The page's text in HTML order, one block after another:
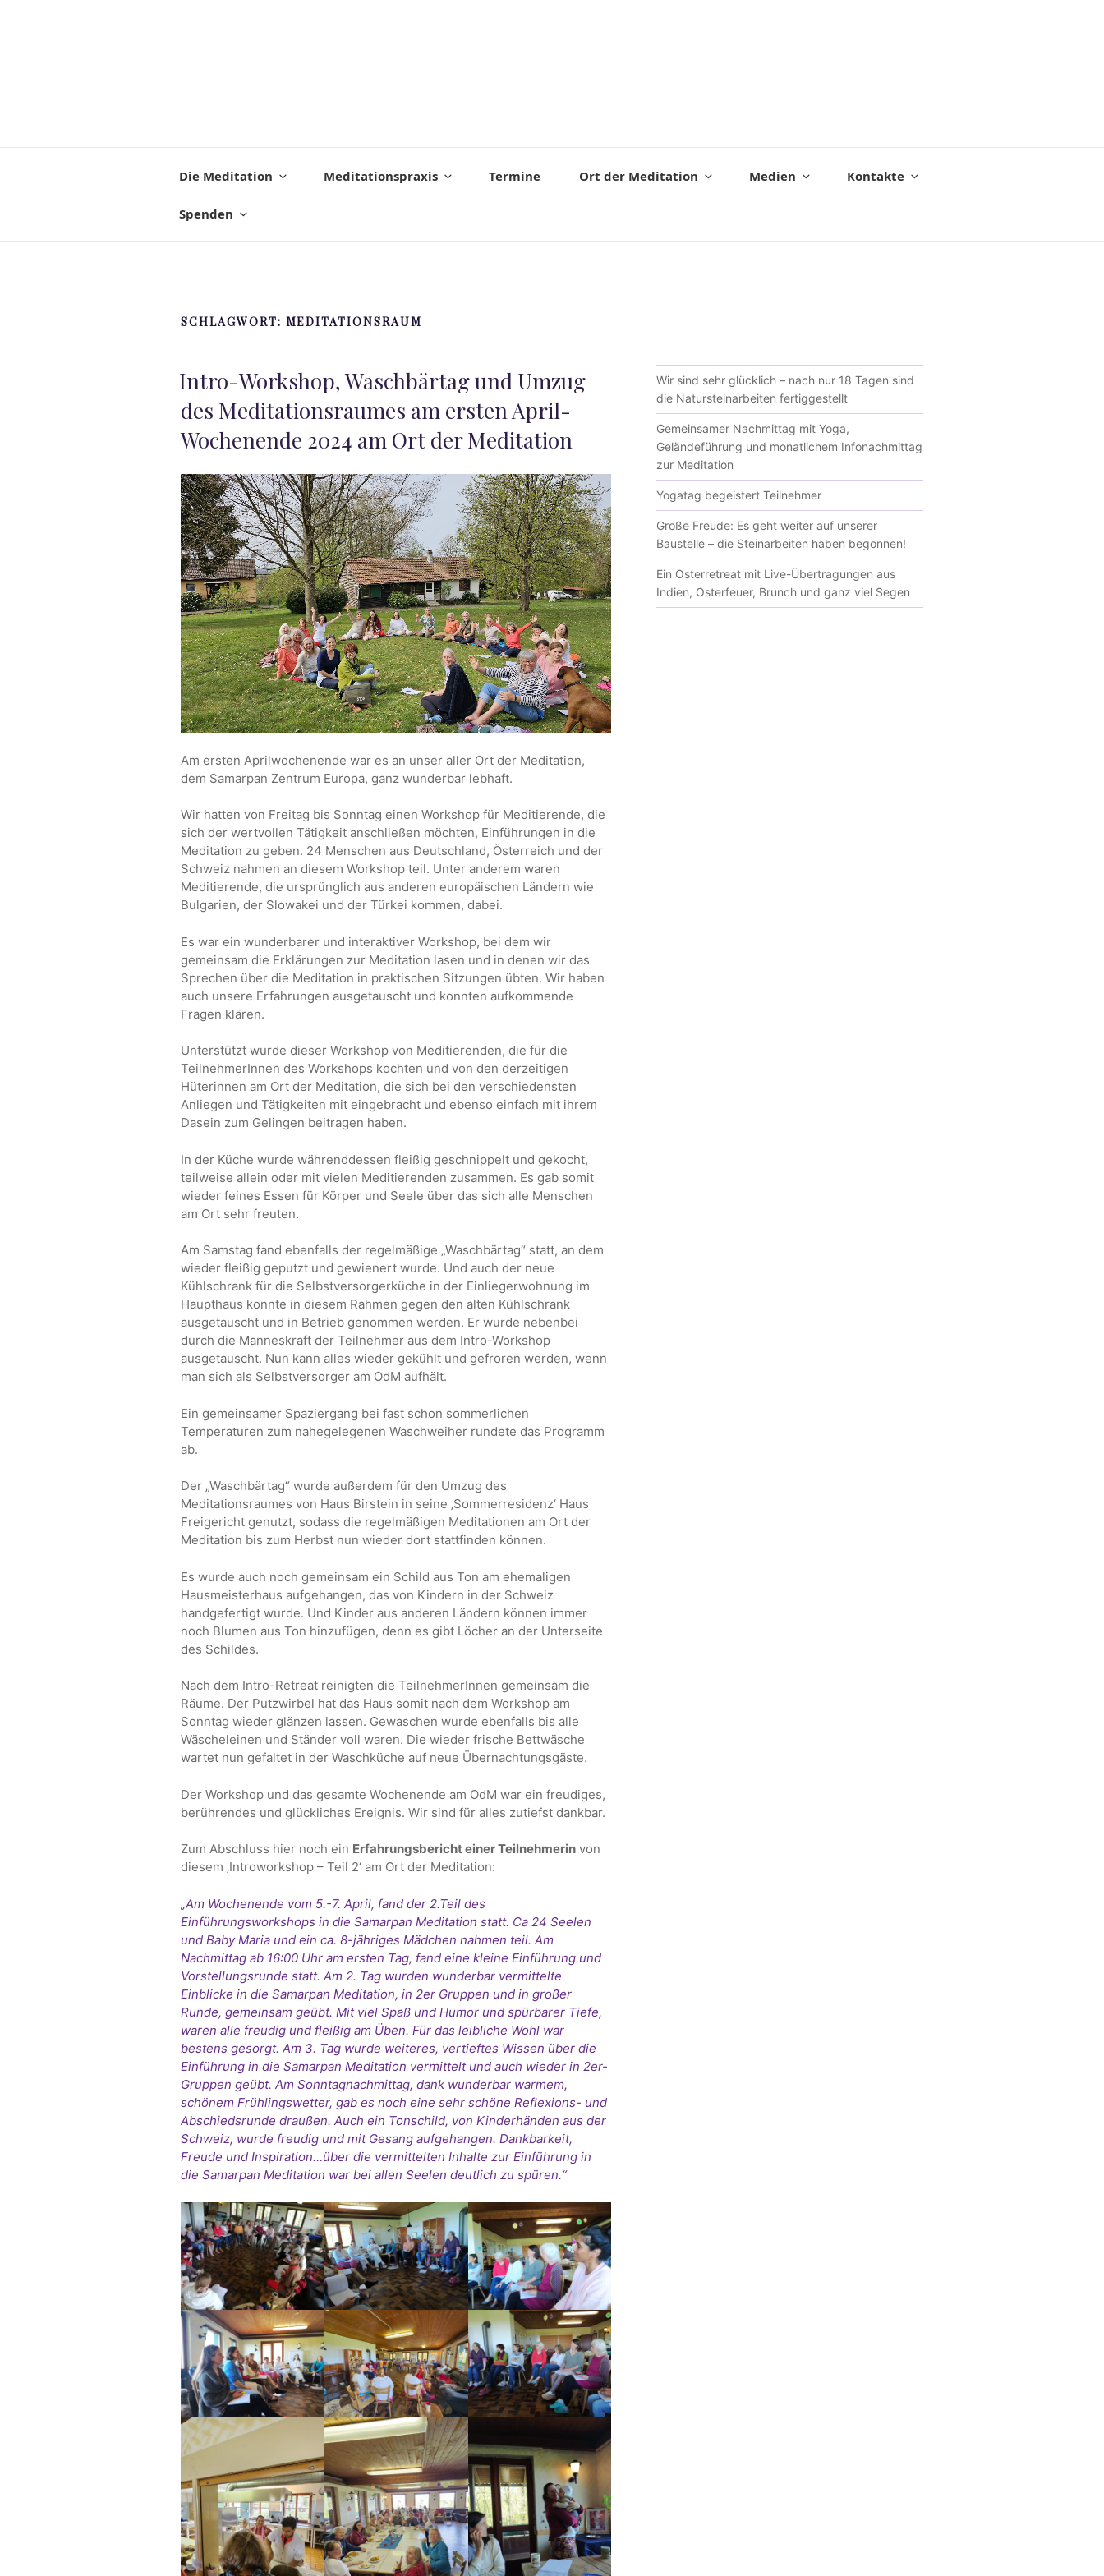
Die Meditation Meditationspraxis Termine Ort der Meditation Medien Kontakte
Spenden
SCHLAGWORT: MEDITATIONSRAUM
VERÖFFENTLICHT
AM
Intro-Workshop, Waschbärtag und Umzug
des Meditationsraumes am ersten April-
Wochenende 2024 am Ort der Meditation
Am ersten Aprilwochenende war es an unser aller Ort der Meditation,
dem Samarpan Zentrum Europa, ganz wunderbar lebhaft.
Wir hatten von Freitag bis Sonntag einen Workshop für Meditierende, die
sich der wertvollen Tätigkeit anschließen möchten, Einführungen in die
Meditation zu geben. 24 Menschen aus Deutschland, Österreich und der
Schweiz nahmen an diesem Workshop teil. Unter anderem waren
Meditierende, die ursprünglich aus anderen europäischen Ländern wie
Bulgarien, der Slowakei und der Türkei kommen, dabei.
Es war ein wunderbarer und interaktiver Workshop, bei dem wir
gemeinsam die Erklärungen zur Meditation lasen und in denen wir das
Sprechen über die Meditation in praktischen Sitzungen übten. Wir haben
auch unsere Erfahrungen ausgetauscht und konnten aufkommende
Fragen klären.
Unterstützt wurde dieser Workshop von Meditierenden, die für die
TeilnehmerInnen des Workshops kochten und von den derzeitigen
Hüterinnen am Ort der Meditation, die sich bei den verschiedensten
Anliegen und Tätigkeiten mit eingebracht und ebenso einfach mit ihrem
Dasein zum Gelingen beitragen haben.
In der Küche wurde währenddessen fleißig geschnippelt und gekocht,
teilweise allein oder mit vielen Meditierenden zusammen. Es gab somit
wieder feines Essen für Körper und Seele über das sich alle Menschen
am Ort sehr freuten.
Am Samstag fand ebenfalls der regelmäßige „Waschbärtag“ statt, an dem
wieder fleißig geputzt und gewienert wurde. Und auch der neue
Kühlschrank für die Selbstversorgerküche in der Einliegerwohnung im
Haupthaus konnte in diesem Rahmen gegen den alten Kühlschrank
ausgetauscht und in Betrieb genommen werden. Er wurde nebenbei
durch die Manneskraft der Teilnehmer aus dem Intro-Workshop
ausgetauscht. Nun kann alles wieder gekühlt und gefroren werden, wenn
man sich als Selbstversorger am OdM aufhält.
Ein gemeinsamer Spaziergang bei fast schon sommerlichen
Temperaturen zum nahegelegenen Waschweiher rundete das Programm
ab.
Der „Waschbärtag“ wurde außerdem für den Umzug des
Meditationsraumes von Haus Birstein in seine ‚Sommerresidenz‘ Haus
Freigericht genutzt, sodass die regelmäßigen Meditationen am Ort der
Meditation bis zum Herbst nun wieder dort stattfinden können.
Es wurde auch noch gemeinsam ein Schild aus Ton am ehemaligen
Hausmeisterhaus aufgehangen, das von Kindern in der Schweiz
handgefertigt wurde. Und Kinder aus anderen Ländern können immer
noch Blumen aus Ton hinzufügen, denn es gibt Löcher an der Unterseite
des Schildes.
Nach dem Intro-Retreat reinigten die TeilnehmerInnen gemeinsam die
Räume. Der Putzwirbel hat das Haus somit nach dem Workshop am
Sonntag wieder glänzen lassen. Gewaschen wurde ebenfalls bis alle
Wäscheleinen und Ständer voll waren. Die wieder frische Bettwäsche
wartet nun gefaltet in der Waschküche auf neue Übernachtungsgäste.
Der Workshop und das gesamte Wochenende am OdM war ein freudiges,
berührendes und glückliches Ereignis. Wir sind für alles zutiefst dankbar.
Zum Abschluss hier noch ein Erfahrungsbericht einer Teilnehmerin von
diesem ‚Introworkshop – Teil 2‘ am Ort der Meditation:
„Am Wochenende vom 5.-7. April, fand der 2.Teil des
Einführungsworkshops in die Samarpan Meditation statt. Ca 24 Seelen
und Baby Maria und ein ca. 8-jähriges Mädchen nahmen teil. Am
Nachmittag ab 16:00 Uhr am ersten Tag, fand eine kleine Einführung und
Vorstellungsrunde statt. Am 2. Tag wurden wunderbar vermittelte
Einblicke in die Samarpan Meditation, in 2er Gruppen und in großer
Runde, gemeinsam geübt. Mit viel Spaß und Humor und spürbarer Tiefe,
waren alle freudig und fleißig am Üben. Für das leibliche Wohl war
bestens gesorgt. Am 3. Tag wurde weiteres, vertieftes Wissen über die
Einführung in die Samarpan Meditation vermittelt und auch wieder in 2er-
Gruppen geübt. Am Sonntagnachmittag, dank wunderbar warmem,
schönem Frühlingswetter, gab es noch eine sehr schöne Reflexions- und
Abschiedsrunde draußen. Auch ein Tonschild, von Kinderhänden aus der
Schweiz, wurde freudig und mit Gesang aufgehangen. Dankbarkeit,
Freude und Inspiration…über die vermittelten Inhalte zur Einführung in
die Samarpan Meditation war bei allen Seelen deutlich zu spüren.“
Wir sind sehr glücklich – nach nur 18 Tagen sind
die Natursteinarbeiten fertiggestellt
Gemeinsamer Nachmittag mit Yoga,
Geländeführung und monatlichem Infonachmittag
zur Meditation
Yogatag begeistert Teilnehmer
Große Freude: Es geht weiter auf unserer
Baustelle – die Steinarbeiten haben begonnen!
Ein Osterretreat mit Live-Übertragungen aus
Indien, Osterfeuer, Brunch und ganz viel Segen